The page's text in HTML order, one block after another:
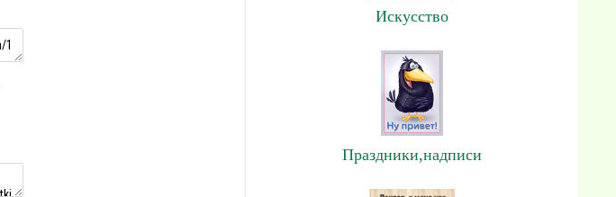
Искусство
Праздники,надписи